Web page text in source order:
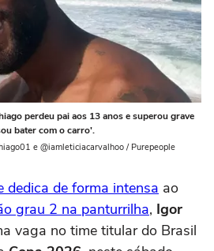
perdeu pai aos 13 anos e superou grave
bater com o carro'.
e @iamleticiacarvalhoo / Purepeople
dedica de forma intensa ao
grau 2 na panturrilha, Igor
vaga no time titular do Brasil